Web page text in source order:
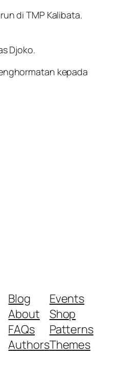
di TMP Kalibata.
Djoko.
kepada
Blog
About
FAQs
Authors
Events
Shop
Patterns
Themes